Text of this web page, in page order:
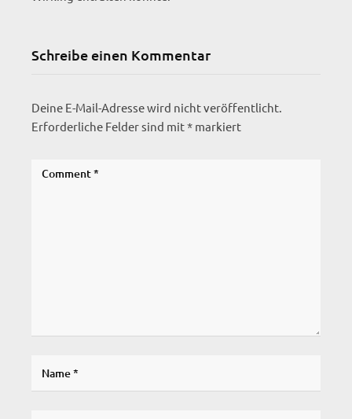
Schreibe einen Kommentar
Deine E-Mail-Adresse wird nicht veröffentlicht.
Erforderliche Felder sind mit* markiert